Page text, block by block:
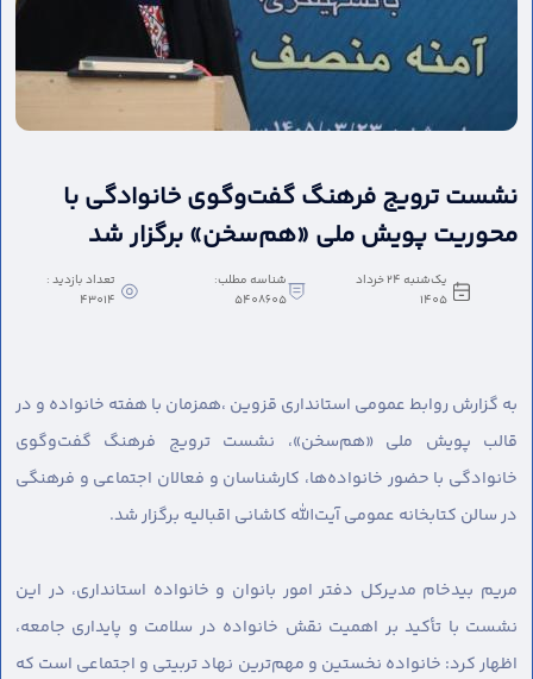
نشست ترویج فرهنگ گفت‌وگوی خانوادگی با
محوریت پویش ملی «هم‌سخن» برگزار شد
یک‌شنبه 24 خرداد
1405
شناسه مطلب:
5408605
تعداد بازدید :
43014
به گزارش روابط عمومی استانداری قزوین ،همزمان با هفته خانواده و در
قالب پویش ملی «هم‌سخن»، نشست ترویج فرهنگ گفت‌وگوی
خانوادگی با حضور خانواده‌ها، کارشناسان و فعالان اجتماعی و فرهنگی
در سالن کتابخانه عمومی آیت‌الله کاشانی اقبالیه برگزار شد.
مریم بیدخام مدیرکل دفتر امور بانوان و خانواده استانداری، در این
نشست با تأکید بر اهمیت نقش خانواده در سلامت و پایداری جامعه،
اظهار کرد: خانواده نخستین و مهم‌ترین نهاد تربیتی و اجتماعی است که